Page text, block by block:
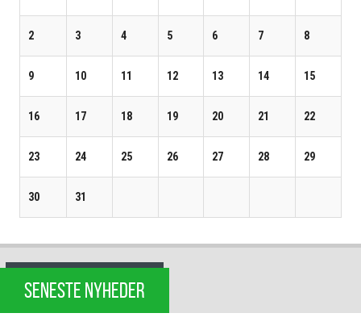
2 3 4 5 6 7 8
9 10 11 12 13 14 15
16 17 18 19 20 21 22
23 24 25 26 27 28 29
30 31
SENESTE NYHEDER